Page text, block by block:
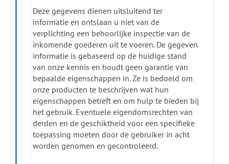
Deze gegevens dienen uitsluitend ter
informatie en ontslaan u niet van de
verplichting een behoorlijke inspectie van de
inkomende goederen uit te voeren. De gegeven
informatie is gebaseerd op de huidige stand
van onze kennis en houdt geen garantie van
bepaalde eigenschappen in. Ze is bedoeld om
onze producten te beschrijven wat hun
eigenschappen betreft en om hulp te bieden bij
het gebruik. Eventuele eigendomsrechten van
derden en de geschiktheid voor een specifieke
toepassing moeten door de gebruiker in acht
worden genomen en gecontroleerd.